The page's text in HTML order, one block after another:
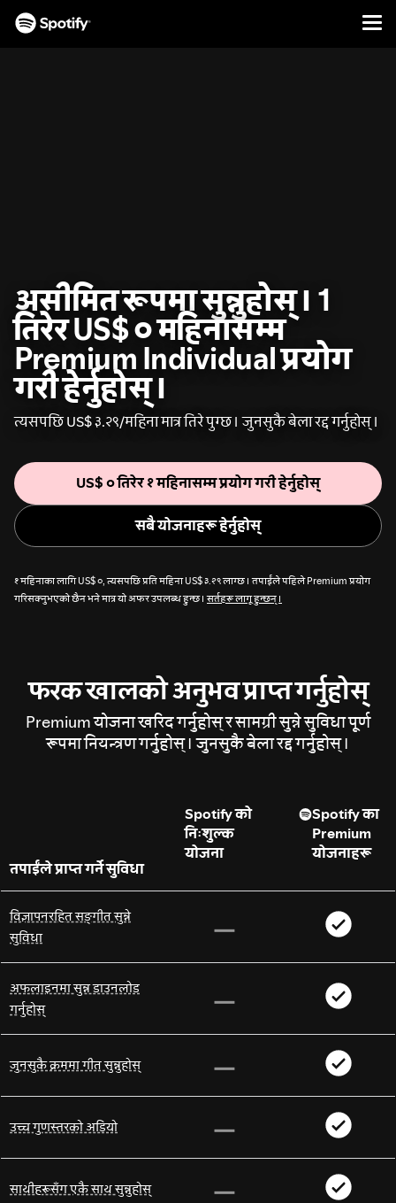
सामग्रीमा
असीमित रूपमा सुन्नुहोस्। 1
तिरेर US$ ० महिनासम्म
Premium Individual प्रयोग
गरी हेर्नुहोस्।
त्यसपछि US$ ३.२९/महिना मात्र तिरे पुग्छ। जुनसुकै बेला रद्द गर्नुहोस्।
US$ ० तिरेर १ महिनासम्म प्रयोग गरी हेर्नुहोस्
सबै योजनाहरू हेर्नुहोस्
१ महिनाका लागि US$ ०, त्यसपछि प्रति महिना US$ ३.२९ लाग्छ। तपाईंले पहिले Premium प्रयोग
गरिसक्नुभएको छैन भने मात्र यो अफर उपलब्ध हुन्छ।सर्तहरू लागू हुन्छन्।
फरक खालको अनुभव प्राप्त गर्नुहोस्
Premium योजना खरिद गर्नुहोस् र सामग्री सुन्ने सुविधा पूर्ण
रूपमा नियन्त्रण गर्नुहोस्। जुनसुकै बेला रद्द गर्नुहोस्।
तपाईंले प्राप्त गर्ने सुविधा
Spotify को
निःशुल्क
योजना
Spotify का
Premium
योजनाहरू
विज्ञापनरहित सङ्गीत सुन्ने
सुविधा
अफलाइनमा सुन्न डाउनलोड
गर्नुहोस्
जुनसुकै क्रममा गीत सुन्नुहोस्
उच्च गुणस्तरको अडियो
साथीहरूसँग एकै साथ सुन्नुहोस्